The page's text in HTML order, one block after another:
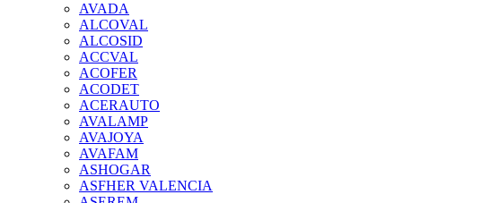
AVADA
ALCOVAL
ALCOSID
ACCVAL
ACOFER
ACODET
ACERAUTO
AVALAMP
AVAJOYA
AVAFAM
ASHOGAR
ASFHER VALENCIA